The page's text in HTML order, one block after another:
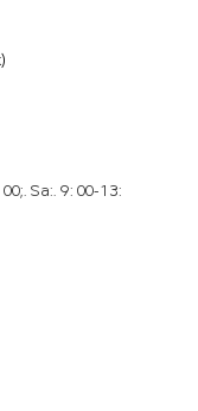
Sa:. 9: 00-13: